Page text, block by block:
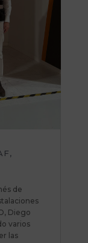
de
Diego
varios
las